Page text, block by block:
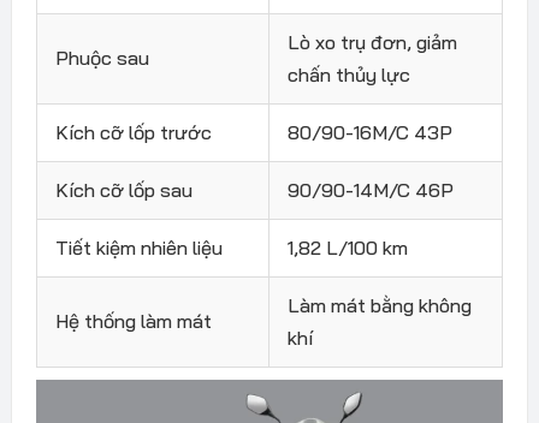
Phuộc sau
Lò xo trụ đơn, giảm
chấn thủy lực
Kích cỡ lốp trước 80/90-16M/C 43P
Kích cỡ lốp sau 90/90-14M/C 46P
Tiết kiệm nhiên liệu 1,82 L/100 km
Hệ thống làm mát
Làm mát bằng không
khí